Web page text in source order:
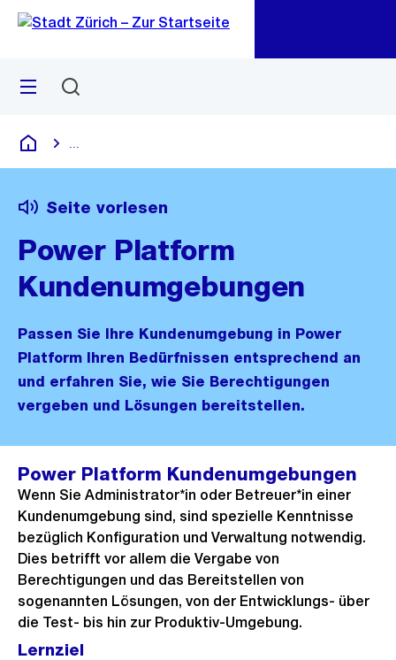
Navigation
Sprunglink
Menü
Deutsch
Seite vorlesen
Power Platform
Kundenumgebungen
Passen Sie Ihre Kundenumgebung in Power
Platform Ihren Bedürfnissen entsprechend an
und erfahren Sie, wie Sie Berechtigungen
vergeben und Lösungen bereitstellen.
Power Platform Kundenumgebungen
Wenn Sie Administrator*in oder Betreuer*in einer
Kundenumgebung sind, sind spezielle Kenntnisse
bezüglich Konfiguration und Verwaltung notwendig.
Dies betrifft vor allem die Vergabe von
Berechtigungen und das Bereitstellen von
sogenannten Lösungen, von der Entwicklungs- über
die Test- bis hin zur Produktiv-Umgebung.
Lernziel